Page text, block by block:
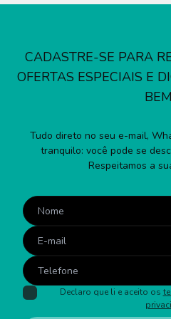
CADASTRE-SE PARA
OFERTAS ESPECIAIS E
Tudo direto no seu e-mail,
tranquilo: você pode se
Respeitamos a
Declaro que li e aceito os